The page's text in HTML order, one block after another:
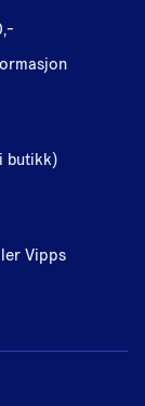
butikk)
Vipps